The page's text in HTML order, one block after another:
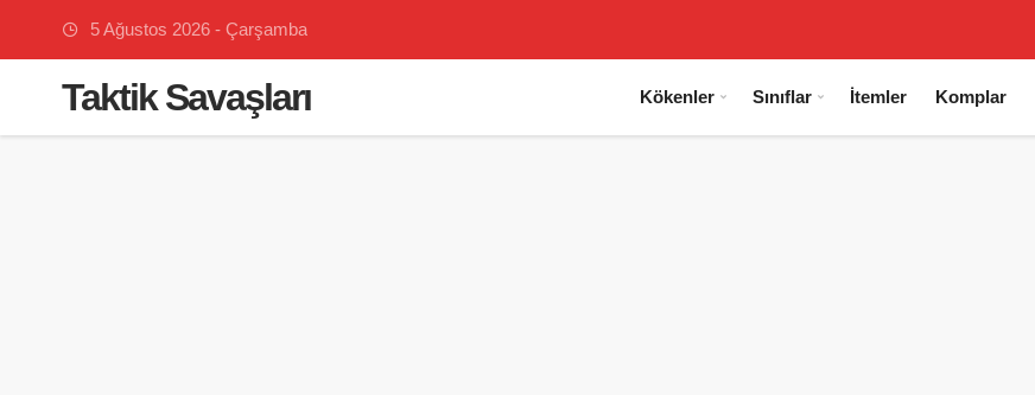
5 Ağustos 2026 - Çarşamba
Taktik Savaşları Kökenler Sınıflar İtemler Komplar